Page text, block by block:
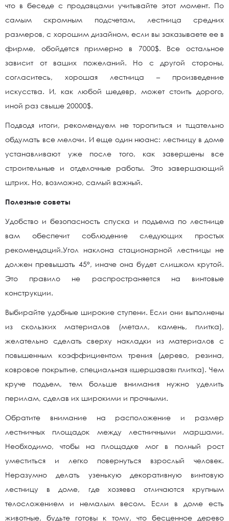
что в беседе с продавцами учитывайте этот момент. По
самым скромным подсчетам, лестница средних
размеров, с хорошим дизайном, если вы заказываете ее в
фирме, обойдется примерно в 7000$. Все остальное
зависит от ваших пожеланий. Но с другой стороны,
согласитесь, хорошая лестница – произведение
искусства. И, как любой шедевр, может стоить дорого,
иной раз свыше 20000$.
Подводя итоги, рекомендуем не торопиться и тщательно
обдумать все мелочи. И еще один нюанс: лестницу в доме
устанавливают уже после того, как завершены все
строительные и отделочные работы. Это завершающий
штрих. Но, возможно, самый важный.
Полезные советы
Удобство и безопасность спуска и подъема по лестнице
вам обеспечит соблюдение следующих простых
рекомендаций.Угол наклона стационарной лестницы не
должен превышать 45°, иначе она будет слишком крутой.
Это правило не распространяется на винтовые
конструкции.
Выбирайте удобные широкие ступени. Если они выполнены
из скользких материалов (металл, камень, плитка),
желательно сделать сверху накладки из материалов с
повышенным коэффициентом трения (дерево, резина,
ковровое покрытие, специальная «шершавая» плитка). Чем
круче подъем, тем больше внимания нужно уделить
перилам, сделав их широкими и прочными.
Обратите внимание на расположение и размер
лестничных площадок между лестничными маршами.
Необходимо, чтобы на площадке мог в полный рост
уместиться и легко повернуться взрослый человек.
Неразумно делать узенькую декоративную винтовую
лестницу в доме, где хозяева отличаются крупным
телосложением и немалым весом. Если в доме есть
животные, будьте готовы к тому, что бесценное дерево